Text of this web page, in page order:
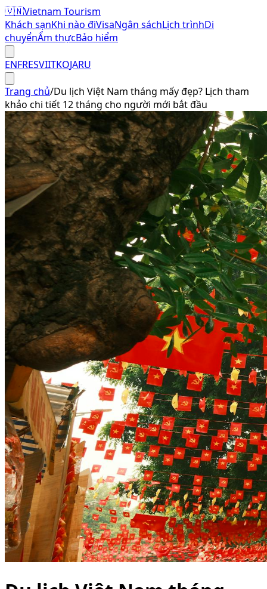
🇻🇳Vietnam Tourism
Khách sạnKhi nào điVisaNgân sáchLịch trìnhDi
chuyểnẨm thựcBảo hiểm
ENFRESVIITKOJARU
Trang chủ/Du lịch Việt Nam tháng mấy đẹp? Lịch tham
khảo chi tiết 12 tháng cho người mới bắt đầu